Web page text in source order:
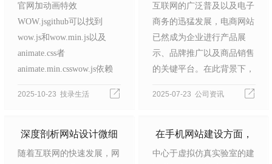
wow.js制作实现html动画
效果
官网加动画特效
WOW.jsgithub可以找到
wow.js和wow.min.js以及
animate.css者
animate.min.csswow.js依赖
2025-10-23 技录生活
站 SEO 优化中的研究
互联网的广泛普及以及电子
商务的迅猛发展，电商网站
已然成为企业进行产品展
示、品牌推广以及商品销售
的关键平台。在此背景下，
体验之核心要素，对网站的
用。本文聚…
2025-07-23 公司资讯
深度剖析网站设计微细
节对客户忠诚度的影响
随着互联网的快速发展，网
在手机网站建设方面，
需最大限度地彰显网站
中心于虚拟仿真实验室的建